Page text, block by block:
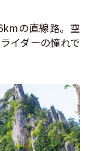
の直線路。空
イダーの憧れで